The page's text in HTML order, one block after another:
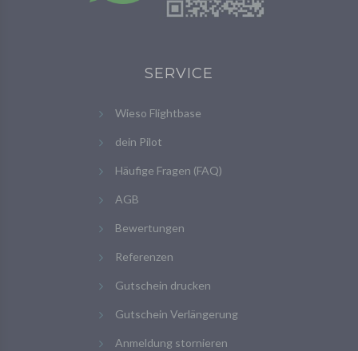
SERVICE
Wieso Flightbase
dein Pilot
Häufige Fragen (FAQ)
AGB
Bewertungen
Referenzen
Gutschein drucken
Gutschein Verlängerung
Anmeldung stornieren